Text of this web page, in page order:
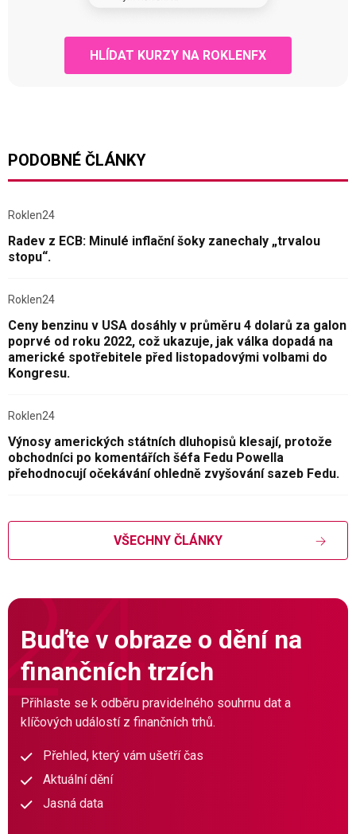
HLÍDAT KURZY NA ROKLENFX
PODOBNÉ ČLÁNKY
Roklen24
Radev z ECB: Minulé inflační šoky zanechaly „trvalou
stopu“.
Roklen24
Ceny benzinu v USA dosáhly v průměru 4 dolarů za galon
poprvé od roku 2022, což ukazuje, jak válka dopadá na
americké spotřebitele před listopadovými volbami do
Kongresu.
Roklen24
Výnosy amerických státních dluhopisů klesají, protože
obchodníci po komentářích šéfa Fedu Powella
přehodnocují očekávání ohledně zvyšování sazeb Fedu.
VŠECHNY ČLÁNKY
Buďte v obraze o dění na
finančních trzích
Přihlaste se k odběru pravidelného souhrnu dat a
klíčových událostí z finančních trhů.
Přehled, který vám ušetří čas
Aktuální dění
Jasná data